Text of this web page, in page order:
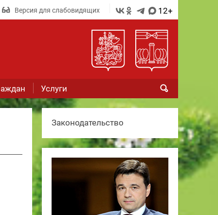
Версия для слабовидящих 12+
Услуги
Законодательство